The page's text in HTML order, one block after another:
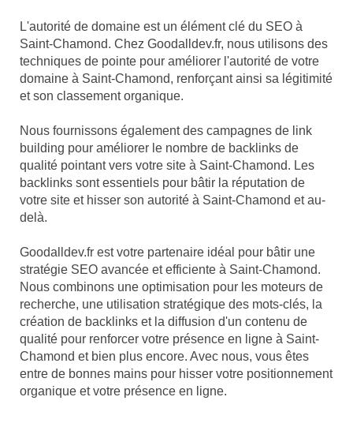
L'autorité de domaine est un élément clé du SEO à
Saint-Chamond. Chez Goodalldev.fr, nous utilisons des
techniques de pointe pour améliorer l'autorité de votre
domaine à Saint-Chamond, renforçant ainsi sa légitimité
et son classement organique.
Nous fournissons également des campagnes de link
building pour améliorer le nombre de backlinks de
qualité pointant vers votre site à Saint-Chamond. Les
backlinks sont essentiels pour bâtir la réputation de
votre site et hisser son autorité à Saint-Chamond et au-
delà.
Goodalldev.fr est votre partenaire idéal pour bâtir une
stratégie SEO avancée et efficiente à Saint-Chamond.
Nous combinons une optimisation pour les moteurs de
recherche, une utilisation stratégique des mots-clés, la
création de backlinks et la diffusion d'un contenu de
qualité pour renforcer votre présence en ligne à Saint-
Chamond et bien plus encore. Avec nous, vous êtes
entre de bonnes mains pour hisser votre positionnement
organique et votre présence en ligne.